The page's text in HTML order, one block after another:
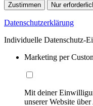
Zustimmen Nur
Datenschutzerklärung
Individuelle Datenschutz-
Marketing per
Mit deiner
unserer Website